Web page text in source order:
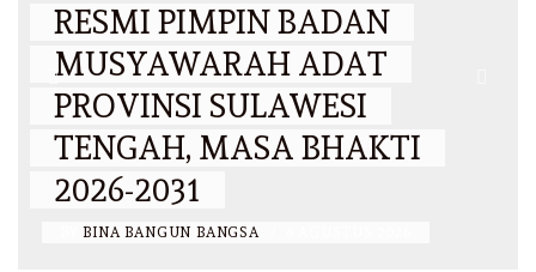
RESMI PIMPIN BADAN
MUSYAWARAH ADAT
PROVINSI SULAWESI
TENGAH, MASA BHAKTI
2026-2031
BINA BANGUN BANGSA